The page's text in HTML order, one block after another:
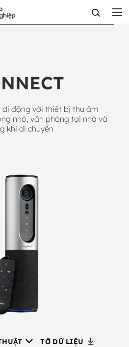
di động với thiết bị thu âm
nhỏ, văn phòng tại nhà và
khi di chuyển
TỜ DỮ LIỆU